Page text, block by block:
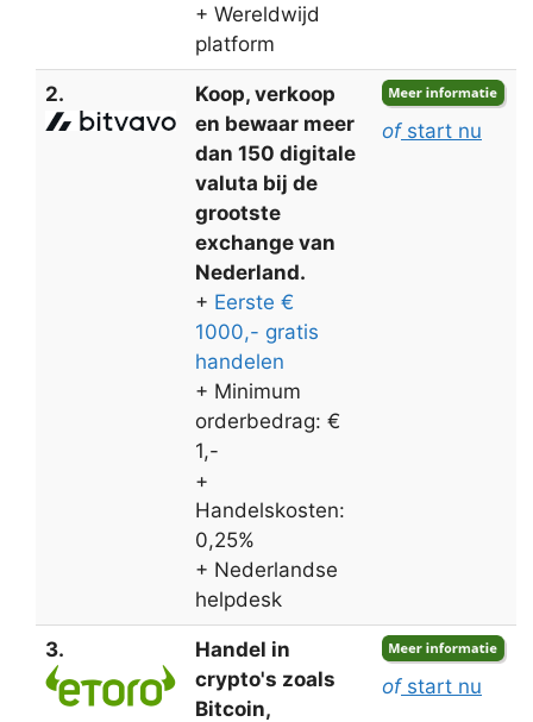
+ Wereldwijd
platform
2.
Koop, verkoop
en bewaar meer
dan 150 digitale
valuta bij de
grootste
exchange van
Nederland.
+ Eerste €
1000,- gratis
handelen
+ Minimum
orderbedrag: €
1,-
+
Handelskosten:
0,25%
+ Nederlandse
helpdesk
ofstart nu
3.
Handel in
crypto's zoals
Bitcoin,
ofstart nu